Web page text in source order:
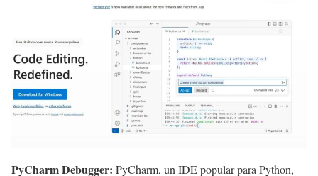
PyCharm Debugger: PyCharm, un IDE popular para Python,